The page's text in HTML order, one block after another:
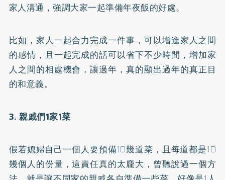
家人溝通，強調大家一起準備年夜飯的好處。
比如，家人一起合力完成一件事，可以增進家人之間
的感情，且一起完成的話可以省下不少時間，增加家
人之間的相處機會，讓過年，真的顯出過年的真正目
的和意義。
3. 親戚們1家1菜
假若媳婦自己一個人要預備10幾道菜，且每道都是10
幾個人的份量，這責任真的太龐大，曾聽說過一個方